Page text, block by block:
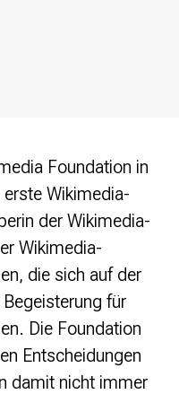
Foundation in
Wikimedia-
der Wikimedia-
Wikimedia-
die sich auf der
für
Die Foundation
Entscheidungen
damit nicht immer